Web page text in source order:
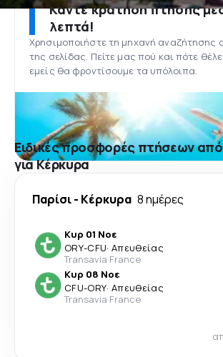
Κάντε κράτηση πτήσης
λεπτά!
Χρησιμοποιήστε τη μηχανή αναζήτησης
της σελίδας. Πείτε μας πού και πότε
εμείς θα φροντίσουμε τα υπόλοιπα.
Ειδικές προσφορές πτήσεων από
για Κέρκυρα
Παρίσι- Κέρκυρα 8 ημέρες
Κυρ 01 Νοε
ORY-CFU· Απευθείας
Transavia France
Κυρ 08 Νοε
CFU-ORY· Απευθείας
Transavia France